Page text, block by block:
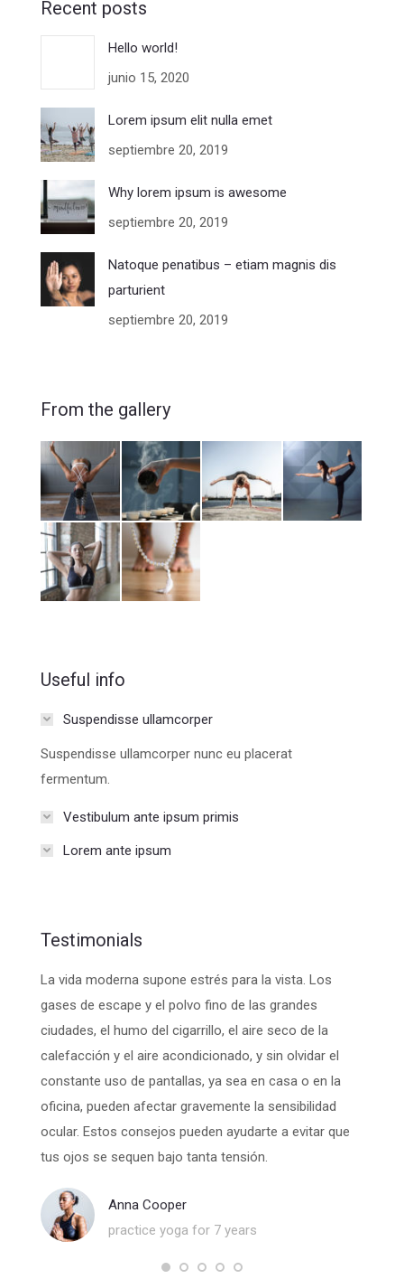
Recent posts
Hello world!
junio 15, 2020
Lorem ipsum elit nulla emet
septiembre 20, 2019
Why lorem ipsum is awesome
septiembre 20, 2019
Natoque penatibus – etiam magnis dis
parturient
septiembre 20, 2019
From the gallery
Useful info
Suspendisse ullamcorper
Suspendisse ullamcorper nunc eu placerat
fermentum.
Vestibulum ante ipsum primis
Lorem ante ipsum
Testimonials
La vida moderna supone estrés para la vista. Los
gases de escape y el polvo fino de las grandes
ciudades, el humo del cigarrillo, el aire seco de la
calefacción y el aire acondicionado, y sin olvidar el
constante uso de pantallas, ya sea en casa o en la
oficina, pueden afectar gravemente la sensibilidad
ocular. Estos consejos pueden ayudarte a evitar que
tus ojos se sequen bajo tanta tensión.
Anna Cooper
practice yoga for 7 years